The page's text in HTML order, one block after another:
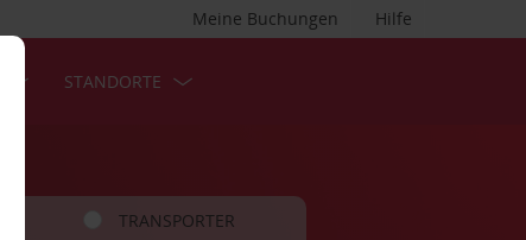
Hilfe
Meine Buchungen
STANDORTE
TRANSPORTER